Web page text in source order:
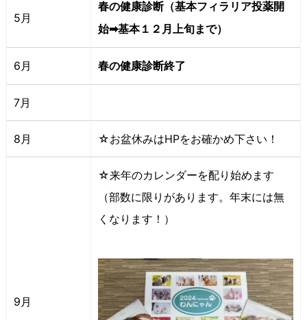
5月
春の健康診断（基本フィラリア投薬開
始➡基本１２月上旬まで）
6月 春の健康診断終了
7月
8月 ☆お盆休みはHPをお確かめ下さい！
9月
☆来年のカレンダーを配り始めます
（部数に限りがあります。年末には無
くなります！）